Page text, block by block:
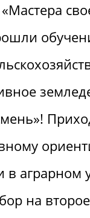
аграрном
на